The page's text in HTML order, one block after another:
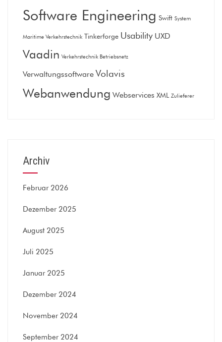
Software Engineering Swift System
Maritime Verkehrstechnik Tinkerforge Usability UXD
Vaadin Verkehrstechnik Betriebsnetz
Verwaltungssoftware Volavis
Webanwendung Webservices XML Zulieferer
Archiv
Februar 2026
Dezember 2025
August 2025
Juli 2025
Januar 2025
Dezember 2024
November 2024
September 2024